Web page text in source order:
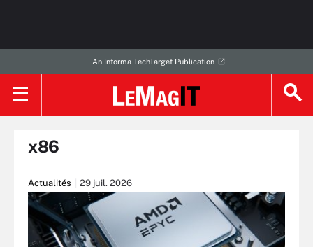
An Informa TechTarget Publication
x86
Actualités 29 juil. 2026